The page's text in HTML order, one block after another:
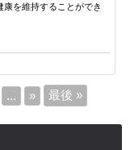
を維持することができ
... » 最後 »